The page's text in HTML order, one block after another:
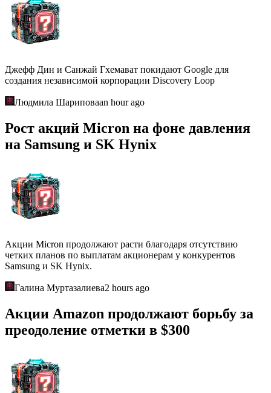
Джефф Дин и Санжай Гхемават покидают Google для
создания независимой корпорации Discovery Loop
Людмила Шариповаan hour ago
Рост акций Micron на фоне давления
на Samsung и SK Hynix
Акции Micron продолжают расти благодаря отсутствию
четких планов по выплатам акционерам у конкурентов
Samsung и SK Hynix.
Галина Муртазалиева2 hours ago
Акции Amazon продолжают борьбу за
преодоление отметки в $300